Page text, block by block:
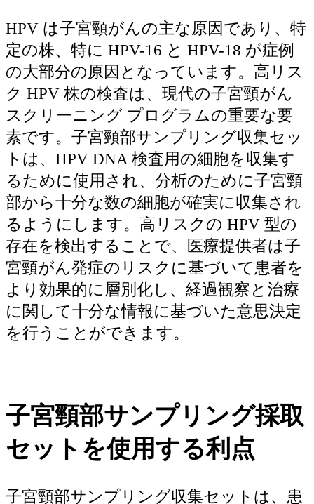
HPV は子宮頸がんの主な原因であり、特
定の株、特に HPV-16 と HPV-18 が症例
の大部分の原因となっています。高リス
ク HPV 株の検査は、現代の子宮頸がん
スクリーニング プログラムの重要な要
素です。子宮頸部サンプリング収集セッ
トは、HPV DNA 検査用の細胞を収集す
るために使用され、分析のために子宮頸
部から十分な数の細胞が確実に収集され
るようにします。高リスクの HPV 型の
存在を検出することで、医療提供者は子
宮頸がん発症のリスクに基づいて患者を
より効果的に層別化し、経過観察と治療
に関して十分な情報に基づいた意思決定
を行うことができます。
子宮頸部サンプリング採取
セットを使用する利点
子宮頸部サンプリング収集セットは、患